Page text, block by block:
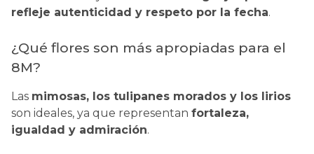
refleje autenticidad y respeto por la fecha.
¿Qué flores son más apropiadas para el
8M?
Las mimosas, los tulipanes morados y los lirios
son ideales, ya que representan fortaleza,
igualdad y admiración.